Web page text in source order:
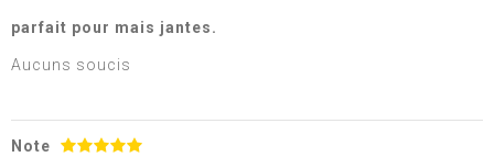
parfait pour mais jantes.
Aucuns soucis
Note